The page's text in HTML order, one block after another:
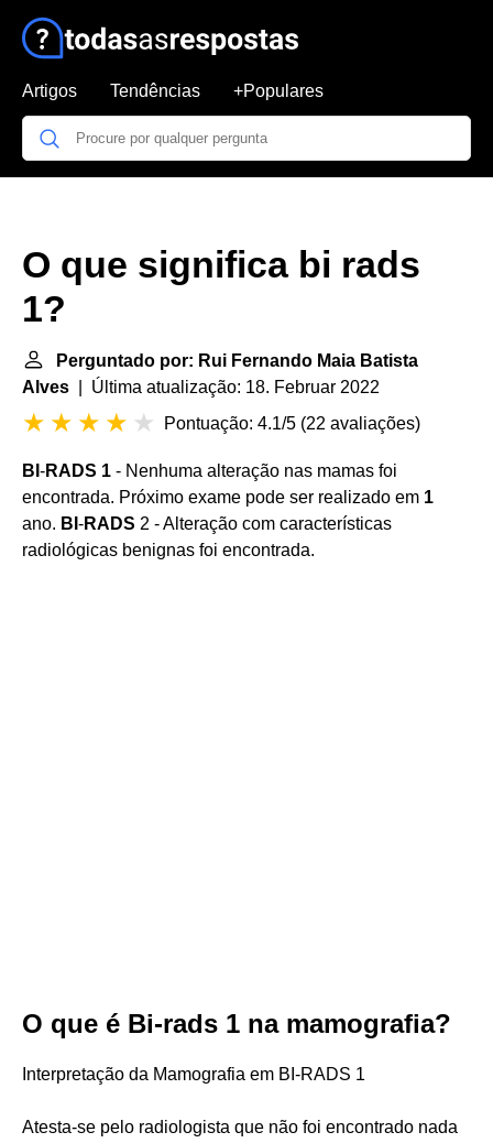
Artigos Tendências +Populares
O que significa bi rads
1?
Perguntado por: Rui Fernando Maia Batista
Alves | Última atualização: 18. Februar 2022
Pontuação: 4.1/5 (22 avaliações)
BI -RADS 1 - Nenhuma alteração nas mamas foi
encontrada. Próximo exame pode ser realizado em 1
ano. BI -RADS 2 - Alteração com características
radiológicas benignas foi encontrada.
O que é Bi-rads 1 na mamografia?
Interpretação da Mamografia em BI-RADS 1
Atesta-se pelo radiologista que não foi encontrado nada